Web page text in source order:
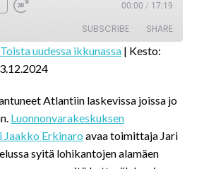
00:00 / 17:19
SUBSCRIBE SHARE
Toista uudessa ikkunassa | Kesto:
Atlantiin laskevissa joissa jo
Luonnonvarakeskuksen
Erkinaro avaa toimittaja Jari
syitä lohikantojen alamäen